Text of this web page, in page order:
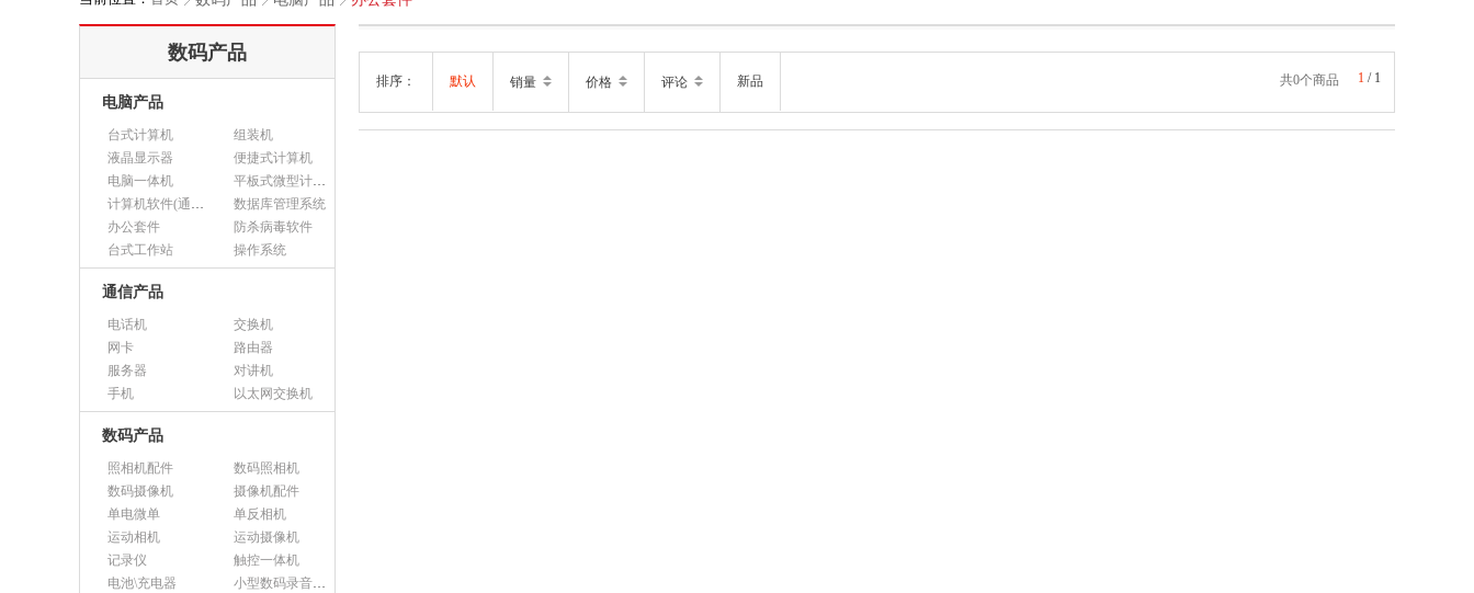
数码产品
电脑产品
台式计算机
组装机
液晶显示器
便捷式计算机
电脑一体机
平板式微型计算机
计算机软件(通用软件)
数据库管理系统
办公套件
防杀病毒软件
台式工作站
操作系统
通信产品
电话机
交换机
网卡
路由器
服务器
对讲机
手机
以太网交换机
数码产品
照相机配件
数码照相机
数码摄像机
摄像机配件
单电微单
单反相机
运动相机
运动摄像机
记录仪
触控一体机
电池\充电器
小型数码录音设备
排序： 默认 销量 价格 评论 新品 共0个商品 1 / 1